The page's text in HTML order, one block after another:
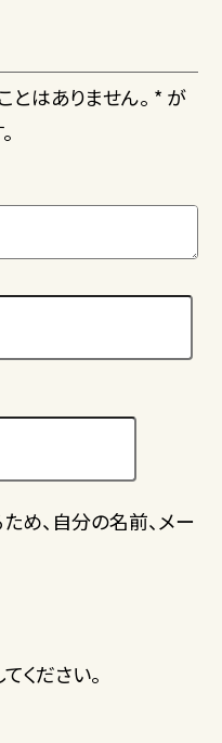
とはありません。 * が
め、自分の名前、メー
ください。